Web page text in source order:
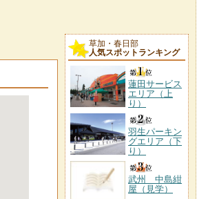
草加・春日部
人気スポットランキング
蓮田サービス
エリア（上
り）
羽生パーキン
グエリア（下
り）
武州 中島紺
屋（見学）